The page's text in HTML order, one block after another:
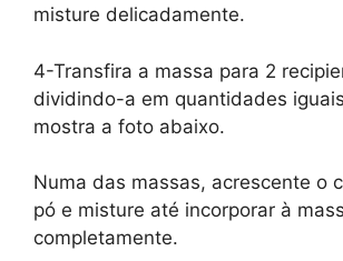
misture delicadamente.
4-Transfira a massa para 2
dividindo-a em quantidades
mostra a foto abaixo.
Numa das massas, acrescente o
pó e misture até incorporar à
completamente.